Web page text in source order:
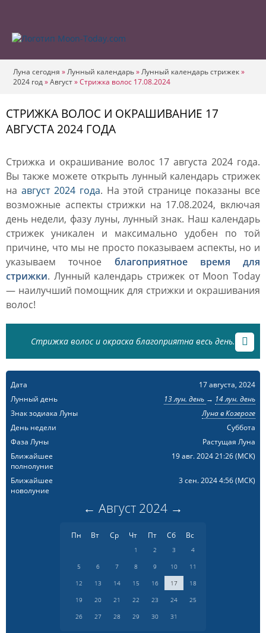
Луна сегодня »Лунный календарь»Лунный календарь стрижек»
2024 год»Август»Стрижка волос 17.08.2024
СТРИЖКА ВОЛОС И ОКРАШИВАНИЕ 17
АВГУСТА 2024 ГОДА
Стрижка и окрашивание волос 17 августа 2024 года.
Вы также можете открыть лунный календарь стрижек
на август 2024 года. На этой странице показаны все
возможные аспекты стрижки на 17.08.2024, включая
день недели, фазу луны, лунный знак. Наш календарь
стрижек уникален и максимально удобен по той
причине, что мы не просто показываем аспекты, но и
указываем точное благоприятное время для
стрижки. Лунный календарь стрижек от Moon Today
— наилучший помощник для стрижки и окрашивания
волос!
Стрижка волос и окраска благоприятна весь день.
Дата
17 августа, 2024
Лунный день
13 лун. день → 14 лун. день
Знак зодиака Луны
Луна в Козероге
День недели
Суббота
Фаза Луны
Растущая Луна
Ближайшее
полнолуние
19 авг. 2024 21:26(МСК)
Ближайшее
новолуние
3 сен. 2024 4:56(МСК)
← Август 2024 →
Пн Вт Ср Чт Пт Сб Вс
1 2 3
4
5
6 7 8 9 10
11
12
13 14 15 16 17
18
19
20 21 22 23 24
25
26
27 28 29 30 31